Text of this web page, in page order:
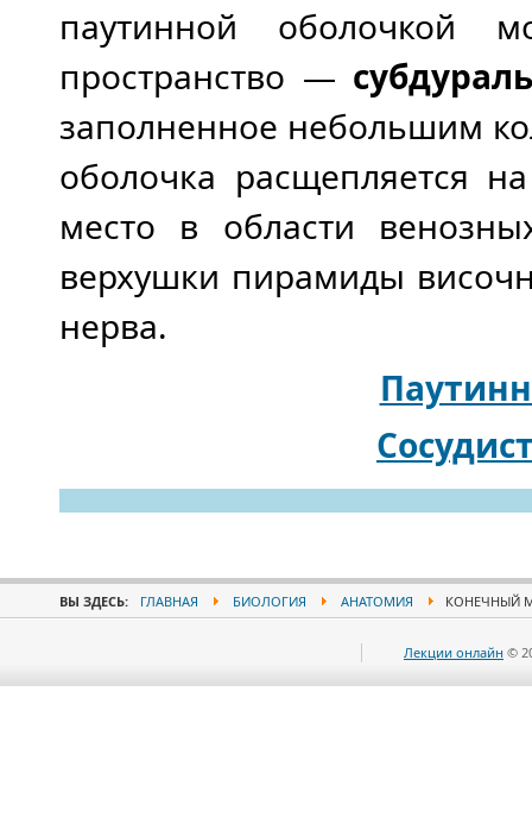
паутинной оболочкой
пространство —
заполненное небольшим
оболочка расщепляется
место в области
верхушки пирамиды
нерва.
ВЫ ЗДЕСЬ: ГЛАВНАЯ БИОЛОГИЯ АНАТОМИЯ КОНЕЧНЫЙ
Лекции онлайн ©